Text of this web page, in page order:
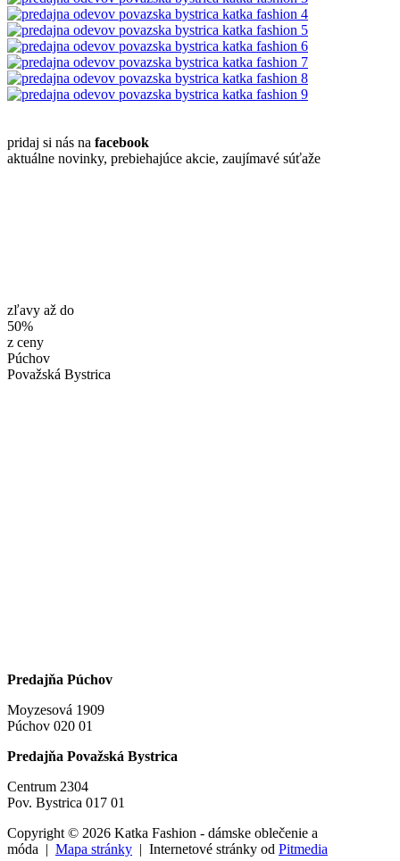
pridaj si nás na facebook
aktuálne novinky, prebiehajúce akcie, zaujímavé súťaže
zľavy až do
50%
z ceny
Púchov
Považská Bystrica
Predajňa Púchov
Moyzesová 1909
Púchov 020 01
Predajňa Považská Bystrica
Centrum 2304
Pov. Bystrica 017 01
Copyright © 2026 Katka Fashion - dámske oblečenie a
móda | Mapa stránky | Internetové stránky od Pitmedia